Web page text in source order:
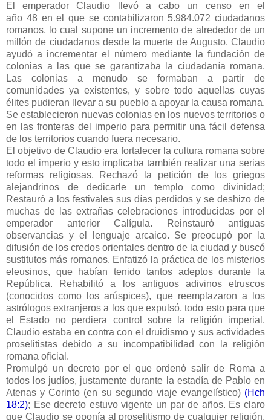
El emperador Claudio llevó a cabo un censo en el
año 48 en el que se contabilizaron 5.984.072 ciudadanos
romanos, lo cual supone un incremento de alrededor de un
millón de ciudadanos desde la muerte de Augusto. Claudio
ayudó a incrementar el número mediante la fundación de
colonias a las que se garantizaba la ciudadanía romana.
Las colonias a menudo se formaban a partir de
comunidades ya existentes, y sobre todo aquellas cuyas
élites pudieran llevar a su pueblo a apoyar la causa romana.
Se establecieron nuevas colonias en los nuevos territorios o
en las fronteras del imperio para permitir una fácil defensa
de los territorios cuando fuera necesario.
El objetivo de Claudio era fortalecer la cultura romana sobre
todo el imperio y esto implicaba también realizar una serias
reformas religiosas. Rechazó la petición de los griegos
alejandrinos de dedicarle un templo como divinidad;
Restauró a los festivales sus días perdidos y se deshizo de
muchas de las extrañas celebraciones introducidas por el
emperador anterior Calígula. Reinstauró antiguas
observancias y el lenguaje arcaico. Se preocupó por la
difusión de los credos orientales dentro de la ciudad y buscó
sustitutos más romanos. Enfatizó la práctica de los misterios
eleusinos, que habían tenido tantos adeptos durante la
República. Rehabilitó a los antiguos adivinos etruscos
(conocidos como los arúspices), que reemplazaron a los
astrólogos extranjeros a los que expulsó, todo esto para que
el Estado no perdiera control sobre la religión imperial.
Claudio estaba en contra con el druidismo y sus actividades
proselitistas debido a su incompatibilidad con la religión
romana oficial.
Promulgó un decreto por el que ordenó salir de Roma a
todos los judíos, justamente durante la estadía de Pablo en
Atenas y Corinto (en su segundo viaje evangelístico) (Hch
18:2); Ese decreto estuvo vigente un par de años. Es claro
que Claudio se oponía al proselitismo de cualquier religión,